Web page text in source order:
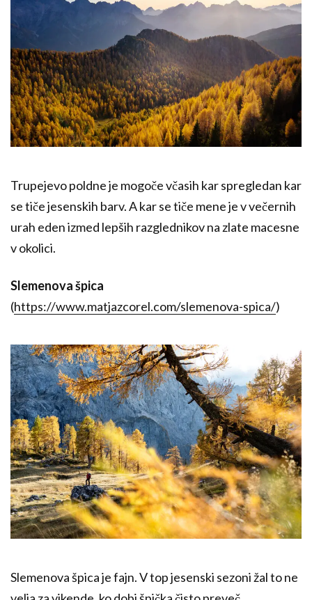
Trupejevo poldne je mogoče včasih kar spregledan kar
se tiče jesenskih barv. A kar se tiče mene je v večernih
urah eden izmed lepših razglednikov na zlate macesne
v okolici.
Slemenova špica
(https://www.matjazcorel.com/slemenova-spica/)
Slemenova špica je fajn. V top jesenski sezoni žal to ne